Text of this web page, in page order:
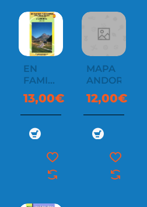
EN
FAMILIA
Y CON
NIÑOS-
EXCUSIONES
ANDORRA
13,00€
MAPA
ANDORRA
12,00€